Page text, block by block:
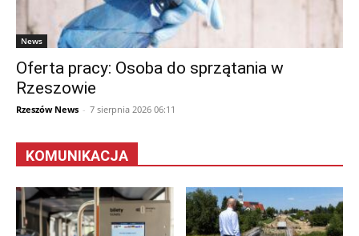
News
Oferta pracy: Osoba do sprzątania w
Rzeszowie
Rzeszów News - 7 sierpnia 2026 06:11
KOMUNIKACJA